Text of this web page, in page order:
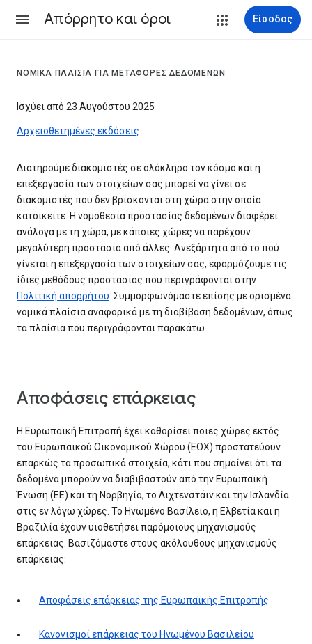
Απόρρητο και όροι Είσοδος
ΝΟΜΙΚΆ ΠΛΑΊΣΙΑ ΓΙΑ ΜΕΤΑΦΟΡΈΣ ΔΕΔΟΜΈΝΩΝ
Ισχύει από 23 Αυγούστου 2025
Αρχειοθετημένες εκδόσεις
Διατηρούμε διακομιστές σε ολόκληρο τον κόσμο και η
επεξεργασία των στοιχείων σας μπορεί να γίνει σε
διακομιστές που δεν βρίσκονται στη χώρα στην οποία
κατοικείτε. Η νομοθεσία προστασίας δεδομένων διαφέρει
ανάλογα με τη χώρα, με κάποιες χώρες να παρέχουν
μεγαλύτερη προστασία από άλλες. Ανεξάρτητα από το πού
γίνεται η επεξεργασία των στοιχείων σας, εφαρμόζουμε τις
ίδιες μεθόδους προστασίας που περιγράφονται στην
Πολιτική απορρήτου. Συμμορφωνόμαστε επίσης με ορισμένα
νομικά πλαίσια αναφορικά με τη διαβίβαση δεδομένων, όπως
τα πλαίσια που περιγράφονται παρακάτω.
Αποφάσεις επάρκειας
Η Ευρωπαϊκή Επιτροπή έχει καθορίσει ποιες χώρες εκτός
του Ευρωπαϊκού Οικονομικού Χώρου (ΕΟΧ) προστατεύουν
επαρκώς τα προσωπικά στοιχεία, κάτι που σημαίνει ότι τα
δεδομένα μπορούν να διαβιβαστούν από την Ευρωπαϊκή
Ένωση (ΕΕ) και τη Νορβηγία, το Λιχτενστάιν και την Ισλανδία
στις εν λόγω χώρες. Το Ηνωμένο Βασίλειο, η Ελβετία και η
Βραζιλία έχουν υιοθετήσει παρόμοιους μηχανισμούς
επάρκειας. Βασιζόμαστε στους ακόλουθους μηχανισμούς
επάρκειας:
Αποφάσεις επάρκειας της Ευρωπαϊκής Επιτροπής
Κανονισμοί επάρκειας του Ηνωμένου Βασιλείου